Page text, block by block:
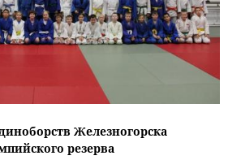
Железногорска
резерва